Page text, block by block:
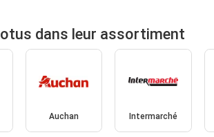
dans leur assortiment
Auchan Intermarché